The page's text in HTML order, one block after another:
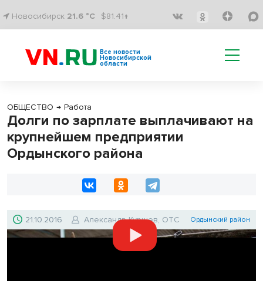
Новосибирск 21.6 °C $81.41↑
Все новости
Новосибирской
области
ОБЩЕСТВО → Работа
Долги по зарплате выплачивают на
крупнейшем предприятии
Ордынского района
21.10.2016 Александр Куршев, ОТС Ордынский район